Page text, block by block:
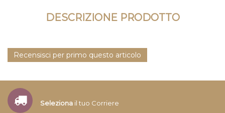
DESCRIZIONE PRODOTTO
Recensisci per primo questo articolo
Seleziona il tuo Corriere